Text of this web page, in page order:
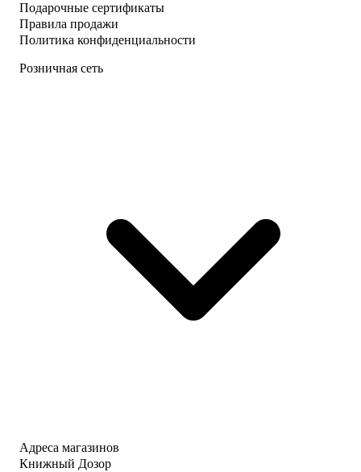
Подарочные сертификаты
Правила продажи
Политика конфиденциальности
Розничная сеть
Адреса магазинов
Книжный Дозор